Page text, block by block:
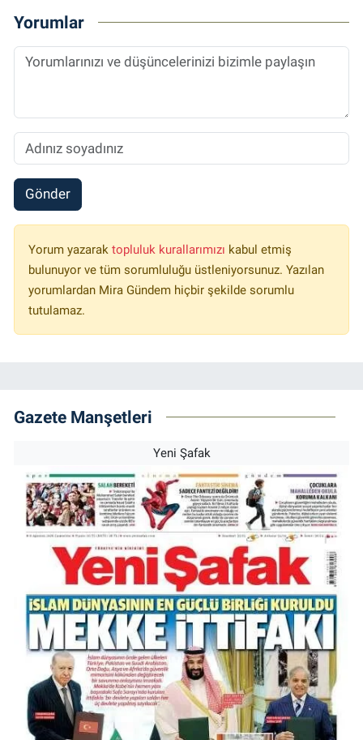
Yorumlar
Gönder
Yorum yazarak topluluk kurallarımızı kabul etmiş
bulunuyor ve tüm sorumluluğu üstleniyorsunuz. Yazılan
yorumlardan Mira Gündem hiçbir şekilde sorumlu
tutulamaz.
Gazete Manşetleri
Yeni Şafak